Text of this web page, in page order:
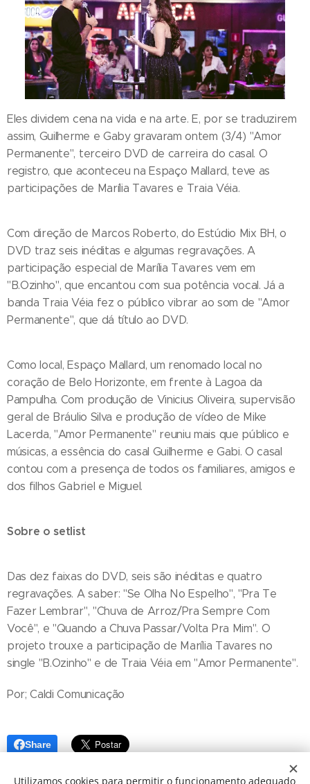
Eles dividem cena na vida e na arte. E, por se traduzirem
assim, Guilherme e Gaby gravaram ontem (3/4) "Amor
Permanente", terceiro DVD de carreira do casal. O
registro, que aconteceu na Espaço Mallard, teve as
participações de Marília Tavares e Traia Véia.
Com direção de Marcos Roberto, do Estúdio Mix BH, o
DVD traz seis inéditas e algumas regravações. A
participação especial de Marília Tavares vem em
"B.Ozinho", que encantou com sua potência vocal. Já a
banda Traia Véia fez o público vibrar ao som de "Amor
Permanente", que dá título ao DVD.
Como local, Espaço Mallard, um renomado local no
coração de Belo Horizonte, em frente à Lagoa da
Pampulha. Com produção de Vinicius Oliveira, supervisão
geral de Bráulio Silva e produção de vídeo de Mike
Lacerda, "Amor Permanente" reuniu mais que público e
músicas, a essência do casal Guilherme e Gabi. O casal
contou com a presença de todos os familiares, amigos e
dos filhos Gabriel e Miguel.
Sobre o setlist
Das dez faixas do DVD, seis são inéditas e quatro
regravações. A saber: "Se Olha No Espelho", "Pra Te
Fazer Lembrar", "Chuva de Arroz/Pra Sempre Com
Você", e "Quando a Chuva Passar/Volta Pra Mim". O
projeto trouxe a participação de Marília Tavares no
single "B.Ozinho" e de Traia Véia em "Amor Permanente".
Por; Caldi Comunicação
Share
Utilizamos cookies para permitir o funcionamento adequado